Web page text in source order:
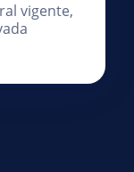
vigente,